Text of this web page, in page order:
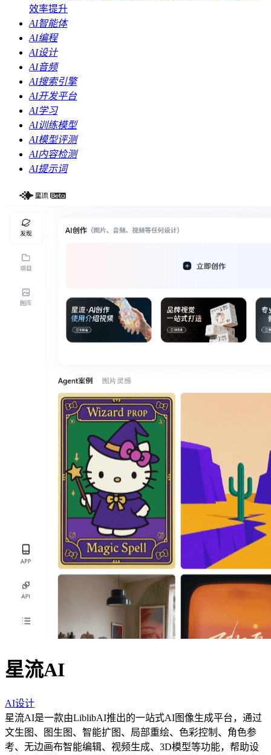
效率提升
AI智能体
AI编程
AI设计
AI音频
AI搜索引擎
AI开发平台
AI学习
AI训练模型
AI模型评测
AI内容检测
AI提示词
星流AI
AI设计
星流AI是一款由LiblibAI推出的一站式AI图像生成平台，通过
文生图、图生图、智能扩图、局部重绘、色彩控制、角色参
考、无边画布智能编辑、视频生成、3D模型等功能，帮助设